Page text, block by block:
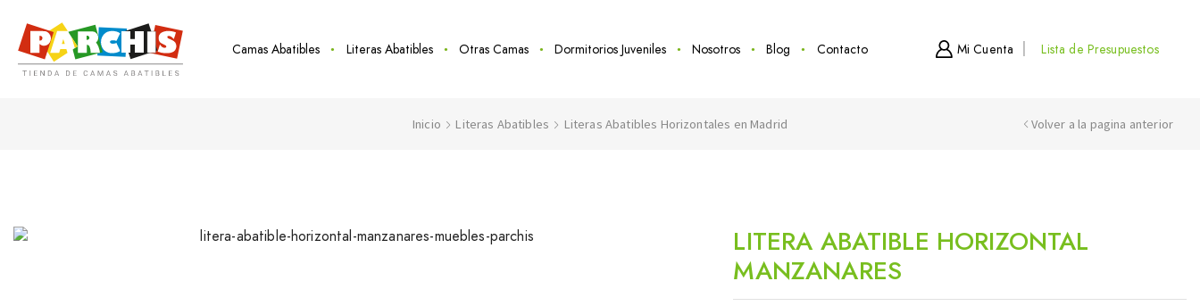
Camas Abatibles Literas Abatibles Otras Camas Dormitorios Juveniles Nosotros Blog Contacto Mi Cuenta Lista de Presupuestos
Inicio Literas Abatibles Literas Abatibles Horizontales en Madrid Volver a la pagina anterior
LITERA ABATIBLE HORIZONTAL
MANZANARES